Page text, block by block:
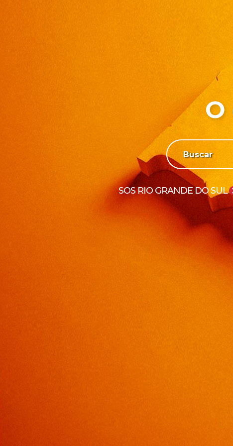
SOS RIO GRANDE DO SUL